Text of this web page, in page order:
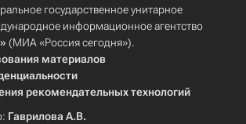
государственное унитарное
информационное агентство
(МИА «Россия сегодня»).
материалов
рекомендательных технологий
Гаврилова А.В.